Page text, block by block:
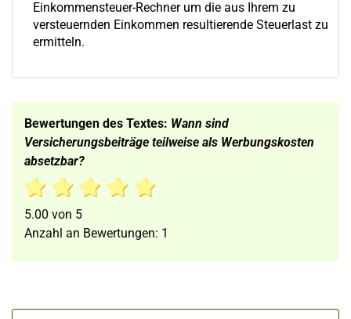
Einkommensteuer-Rechner um die aus Ihrem zu
versteuernden Einkommen resultierende Steuerlast zu
ermitteln.
Bewertungen des Textes: Wann sind
Versicherungsbeiträge teilweise als Werbungskosten
absetzbar?
5.00 von 5
Anzahl an Bewertungen: 1